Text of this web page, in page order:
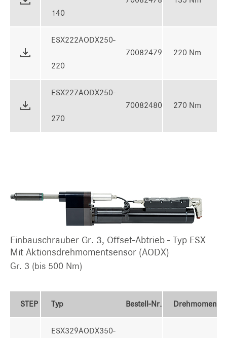
140
ESX222AODX250-
220
70082479 220 Nm
ESX227AODX250-
270
70082480 270 Nm
Einbauschrauber Gr. 3, Offset-Abtrieb - Typ ESX
Mit Aktionsdrehmomentsensor (AODX)
Gr. 3 (bis 500 Nm)
STEP Typ Bestell-Nr. Drehmoment
ESX329AODX350-